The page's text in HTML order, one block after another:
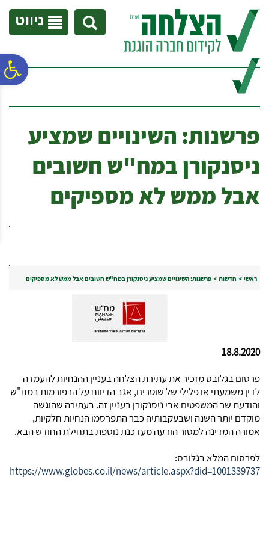
נגישות
אתר
המרכזי
ניווט
פרשנות: השינויים שמציע
ניסנקורן במח"ש חשובים
אבל ממש לא מספיקים
ראשי > חדשות > פרשנות: השינויים שמציע ניסנקורן במח"ש חשובים אבל ממש לא מספיקים
18.8.2020
פרסום בגלובס מזכיר את עתירת הצלחה בעניין ההנחיות להעמדה
לדין משמעתי או פלילי של שוטרים, אגב הדיווח על הרפורמות במח"ש
והודעת שר המשפטים אבי ניסנקורן בעניין זה. בעתירה שהוגשה
מוקדם יותר השנה ושבעקבותיה כבר התפרסמו הנחיות חלקיות,
אמורה המדינה למסור הודעה מעדכנת נוספת בתחילת החודש הבא.
לפרסום המלא בגלובס:
https://www.globes.co.il/news/article.aspx?did=1001339737